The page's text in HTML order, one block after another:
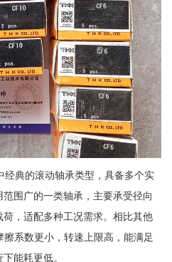
典的滚动轴承类型，具备多个实
围广的一类轴承，主要承受径向
，适配多种工况需求。相比其他
系数更小，转速上限高，能满足
能耗更低。